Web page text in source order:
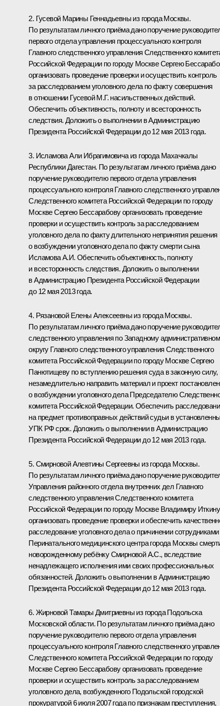
2. Гусевой Марины Геннадьевны из города Москвы.
По результатам личного приёма дано поручение
первого отдела управления процессуального контроля
Главного следственного управления Следственного
Российской Федерации по городу Москве Сергею
организовать проведение проверки и осуществить контроль
за расследованием уголовного дела по факту совершения
в отношении Гусевой М.Г. насильственных действий.
Обеспечить объективность, полноту и всесторонность
следствия. Доложить о выполнении в Администрацию
Президента Российской Федерации до 12 мая 2013 года.
3. Исламова Али Ибрагимовича из города Махачкалы
Республики Дагестан. По результатам личного приёма дано
поручение руководителю первого отдела управления
процессуального контроля Главного следственного
Следственного комитета Российской Федерации по городу
Москве Сергею Бессарабову организовать проведение
проверки и осуществить контроль за расследованием
уголовного дела по факту длительного непринятия решения
о возбуждении уголовного дела по факту смерти сына
Исламова А.И. Обеспечить объективность, полноту
и всесторонность следствия. Доложить о выполнении
в Администрацию Президента Российской Федерации
до 12 мая 2013 года.
4. Рязановой Елены Алексеевны из города Москвы.
По результатам личного приёма дано поручение
следственного управления по Западному
округу Главного следственного управления Следственного
комитета Российской Федерации по городу Москве Сергею
Панютищеву по вступлению решения суда в законную силу,
незамедлительно направить материал и проект
о возбуждении уголовного дела Председателю
комитета Российской Федерации. Обеспечить
на предмет противоправных действий судьи в
УПК РФ срок. Доложить о выполнении в Администрацию
Президента Российской Федерации до 12 мая 2013 года.
5. Смирновой Алевтины Сергеевны из города Москвы.
По результатам личного приёма дано поручение
Управления районного отдела внутренних дел Главного
следственного управления Следственного комитета
Российской Федерации по городу Москве Владимиру Иткину
организовать проведение проверки и обеспечить
расследование уголовного дела о причинении сотрудниками
Перинатального медицинского центра города Москвы
новорожденному ребёнку Смирновой А.С., вследствие
ненадлежащего исполнения ими своих профессиональных
обязанностей. Доложить о выполнении в Администрацию
Президента Российской Федерации до 12 мая 2013 года.
6. Жирновой Тамары Дмитриевны из города Подольска
Московской области. По результатам личного приёма дано
поручение руководителю первого отдела управления
процессуального контроля Главного следственного
Следственного комитета Российской Федерации по городу
Москве Сергею Бессарабову организовать проведение
проверки и осуществить контроль за расследованием
уголовного дела, возбужденного Подольской городской
прокуратурой 6 июля 2007 года по признакам преступления,